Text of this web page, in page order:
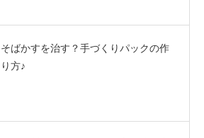
そばかすを治す？手づくりパックの作
り方♪